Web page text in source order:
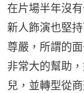
在片場半年沒
新人飾演也堅
尊嚴，所謂的
非常大的幫助
兒，並轉型從